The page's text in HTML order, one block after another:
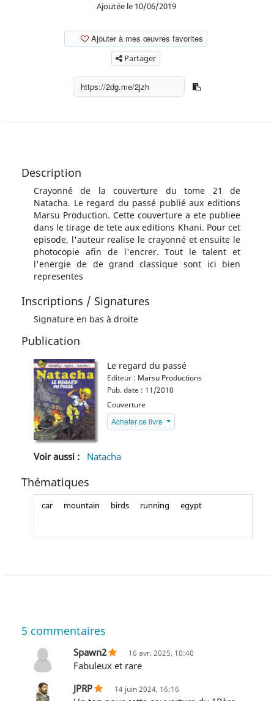
Ajoutée le 10/06/2019
Ajouter à mes œuvres favorites
Partager
Description
Crayonné de la couverture du tome 21 de
Natacha. Le regard du passé publié aux editions
Marsu Production. Cette couverture a ete publiee
dans le tirage de tete aux editions Khani. Pour cet
episode, l'auteur realise le crayonné et ensuite le
photocopie afin de l'encrer. Tout le talent et
l'energie de de grand classique sont ici bien
representes
Inscriptions / Signatures
Signature en bas à droite
Publication
Le regard du passé
Editeur : Marsu Productions
Pub. date : 11/2010
Couverture
Acheter ce livre
Voir aussi : Natacha
Thématiques
car mountain birds running egypt
5 commentaires
Spawn2 16 avr. 2025, 10:40
Fabuleux et rare
JPRP
14 juin 2024, 16:16